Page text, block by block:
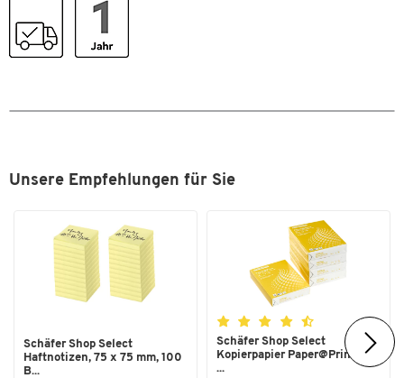
Format (DIN)
Unsere Empfehlungen für Sie
Schäfer Shop Select
Haftnotizen, 75 x 75 mm, 100
B...
Schäfer Shop Select
Kopierpapier Paper@Print, DIN
...